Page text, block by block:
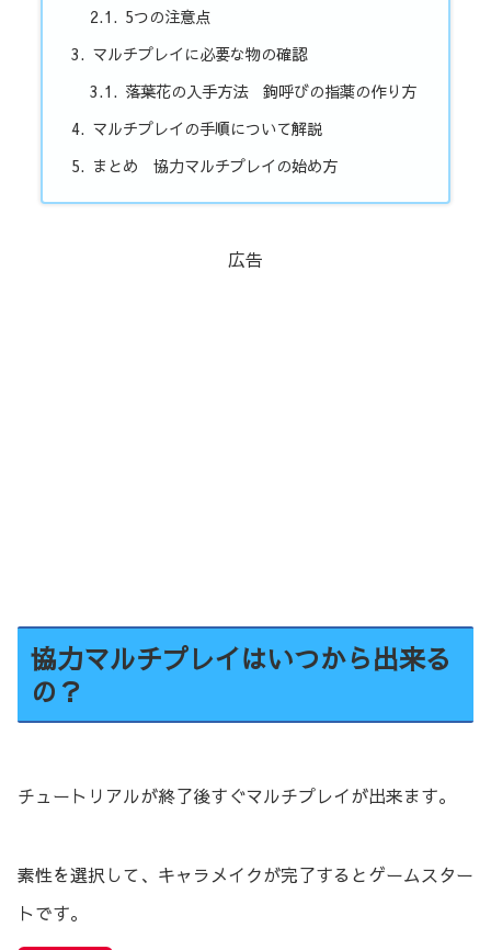
5つの注意点
マルチプレイに必要な物の確認
落葉花の入手方法 鉤呼びの指薬の作り方
マルチプレイの手順について解説
まとめ 協力マルチプレイの始め方
広告
協力マルチプレイはいつから出来る
の？
チュートリアルが終了後すぐマルチプレイが出来ます。
素性を選択して、キャラメイクが完了するとゲームスター
トです。